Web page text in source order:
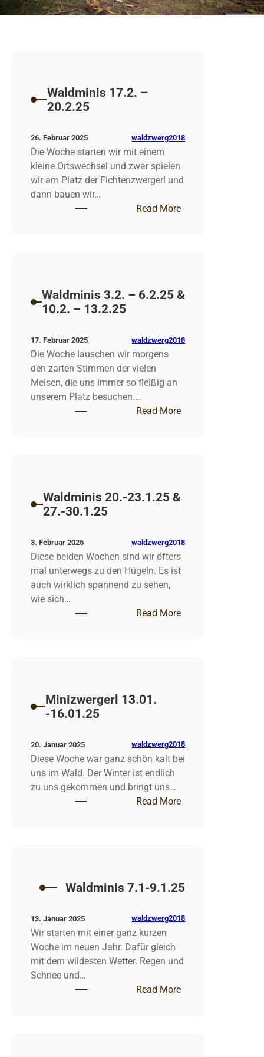
Waldminis 17.2. –
20.2.25
26. Februar 2025 waldzwerg2018
Die Woche starten wir mit einem
kleine Ortswechsel und zwar spielen
wir am Platz der Fichtenzwergerl und
dann bauen wir…
Read More: Waldminis 17.2. –
Waldminis 3.2. – 6.2.25 &
10.2. – 13.2.25
17. Februar 2025 waldzwerg2018
Die Woche lauschen wir morgens
den zarten Stimmen der vielen
Meisen, die uns immer so fleißig an
unserem Platz besuchen.…
Read More: Waldminis 3.2. –
Waldminis 20.-23.1.25 &
27.-30.1.25
3. Februar 2025 waldzwerg2018
Diese beiden Wochen sind wir öfters
mal unterwegs zu den Hügeln. Es ist
auch wirklich spannend zu sehen,
wie sich…
Read More: Waldminis 20.-
Minizwergerl 13.01.
-16.01.25
20. Januar 2025 waldzwerg2018
Diese Woche war ganz schön kalt bei
uns im Wald. Der Winter ist endlich
zu uns gekommen und bringt uns…
Read More: Minizwergerl
Waldminis 7.1-9.1.25
13. Januar 2025 waldzwerg2018
Wir starten mit einer ganz kurzen
Woche im neuen Jahr. Dafür gleich
mit dem wildesten Wetter. Regen und
Schnee und…
Read More: Waldminis 7.1-